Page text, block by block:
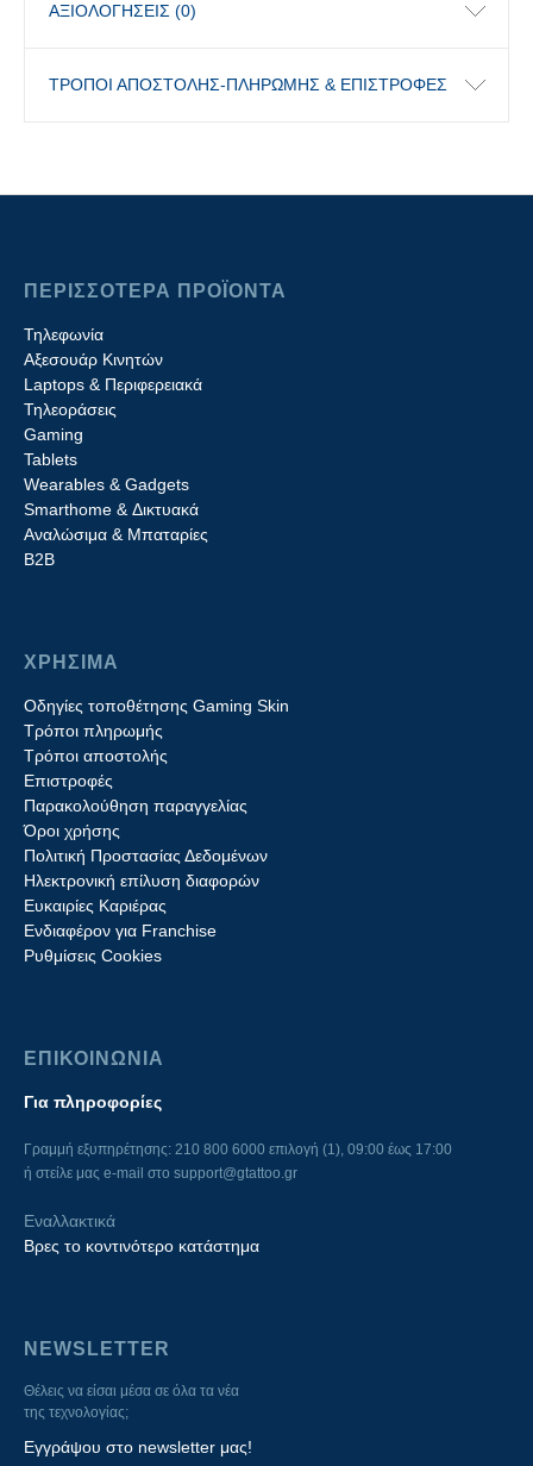
ΑΞΙΟΛΟΓΉΣΕΙΣ (0)
ΤΡΟΠΟΙ ΑΠΟΣΤΟΛΗΣ-ΠΛΗΡΩΜΗΣ & ΕΠΙΣΤΡΟΦΕΣ
ΠΕΡΙΣΣΟΤΕΡΑ ΠΡΟΪΟΝΤΑ
Τηλεφωνία
Αξεσουάρ Κινητών
Laptops & Περιφερειακά
Τηλεοράσεις
Gaming
Tablets
Wearables & Gadgets
Smarthome & Δικτυακά
Aναλώσιμα & Μπαταρίες
Β2B
ΧΡΗΣΙΜΑ
Οδηγίες τοποθέτησης Gaming Skin
Τρόποι πληρωμής
Τρόποι αποστολής
Επιστροφές
Παρακολούθηση παραγγελίας
Όροι χρήσης
Πολιτική Προστασίας Δεδομένων
Ηλεκτρονική επίλυση διαφορών
Ευκαιρίες Καριέρας
Ενδιαφέρον για Franchise
Ρυθμίσεις Cookies
ΕΠΙΚΟΙΝΩΝΙΑ
Για πληροφορίες
Γραμμή εξυπηρέτησης: 210 800 6000 επιλογή (1), 09:00 έως 17:00
ή στείλε μας e-mail στο support@gtattoo.gr
Εναλλακτικά
Βρες το κοντινότερο κατάστημα
NEWSLETTER
Θέλεις να είσαι μέσα σε όλα τα νέα
της τεχνολογίας;
Εγγράψου στο newsletter μας!